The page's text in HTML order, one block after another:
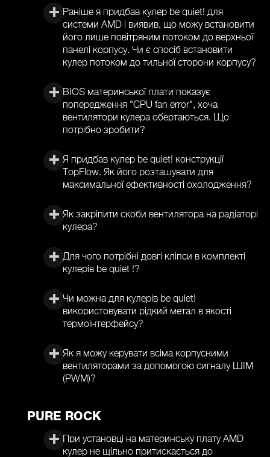
Раніше я придбав кулер be quiet! для
системи AMD і виявив, що можу встановити
його лише повітряним потоком до верхньої
панелі корпусу. Чи є спосіб встановити
кулер потоком до тильної сторони корпусу?
BIOS материнської плати показує
попередження "CPU fan error", хоча
вентилятори кулера обертаються. Що
потрібно зробити?
Я придбав кулер be quiet! конструкції
TopFlow. Як його розташувати для
максимальної ефективності охолодження?
Як закріпити скоби вентилятора на радіаторі
кулера?
Для чого потрібні довгі кліпси в комплекті
кулерів be quiet !?
Чи можна для кулерів be quiet!
використовувати рідкий метал в якості
термоінтерфейсу?
Як я можу керувати всіма корпусними
вентиляторами за допомогою сигналу ШІМ
(PWM)?
PURE ROCK
При установці на материнську плату AMD
кулер не щільно притискається до